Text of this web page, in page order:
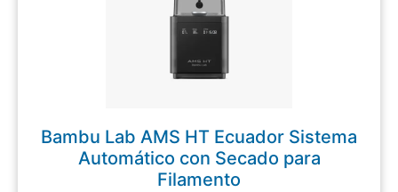
Bambu Lab AMS HT Ecuador Sistema
Automático con Secado para
Filamento